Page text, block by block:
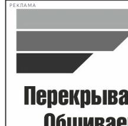
РЕКЛАМА